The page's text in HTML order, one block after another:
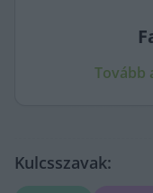
Tovább
Kulcsszavak: